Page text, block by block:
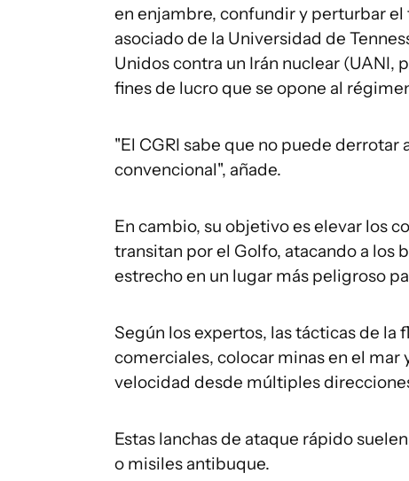
en enjambre, confundir y perturbar
asociado de la Universidad de
Unidos contra un Irán nuclear (UANI,
fines de lucro que se opone al
"El CGRI sabe que no puede derrotar
convencional", añade.
En cambio, su objetivo es elevar los
transitan por el Golfo, atacando a los
estrecho en un lugar más peligroso
Según los expertos, las tácticas de
comerciales, colocar minas en el
velocidad desde múltiples
Estas lanchas de ataque rápido
o misiles antibuque.